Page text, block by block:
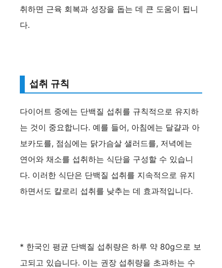
취하면 근육 회복과 성장을 돕는 데 큰 도움이 됩니
다.
섭취 규칙
다이어트 중에는 단백질 섭취를 규칙적으로 유지하
는 것이 중요합니다. 예를 들어, 아침에는 달걀과 아
보카도를, 점심에는 닭가슴살 샐러드를, 저녁에는
연어와 채소를 섭취하는 식단을 구성할 수 있습니
다. 이러한 식단은 단백질 섭취를 지속적으로 유지
하면서도 칼로리 섭취를 낮추는 데 효과적입니다.
* 한국인 평균 단백질 섭취량은 하루 약 80g으로 보
고되고 있습니다. 이는 권장 섭취량을 초과하는 수